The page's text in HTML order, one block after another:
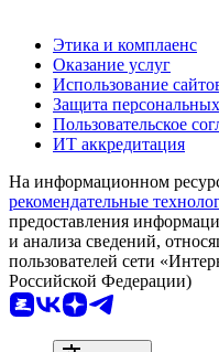
Этика и комплаенс
Оказание услуг
Использование
Защита
Пользовательское
ИТ аккредитация
На информационном
рекомендательные
предоставления
и анализа сведений,
пользователей сети
Российской Федерации)